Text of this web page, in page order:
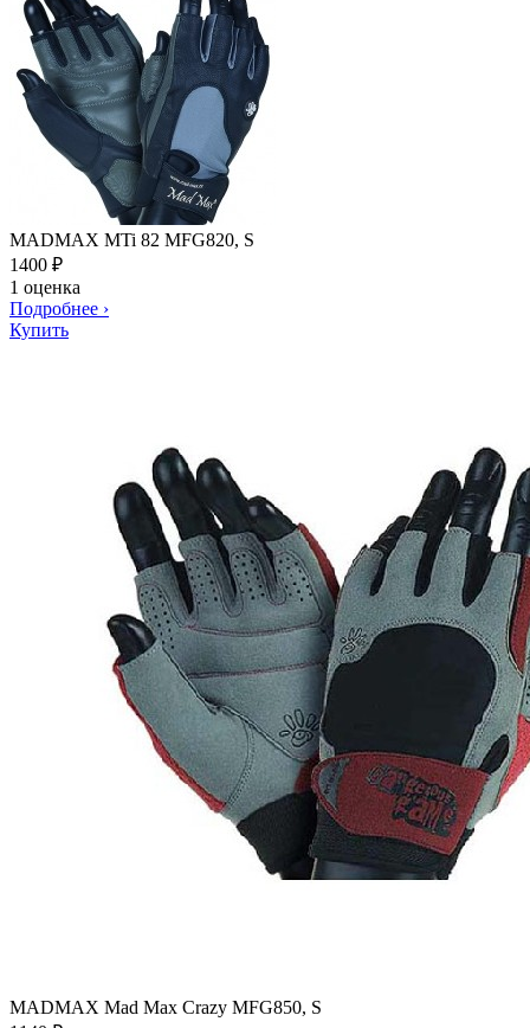
MADMAX MTi 82 MFG820, S
1400 ₽
1 оценка
Подробнее ›
Купить
MADMAX Mad Max Crazy MFG850, S